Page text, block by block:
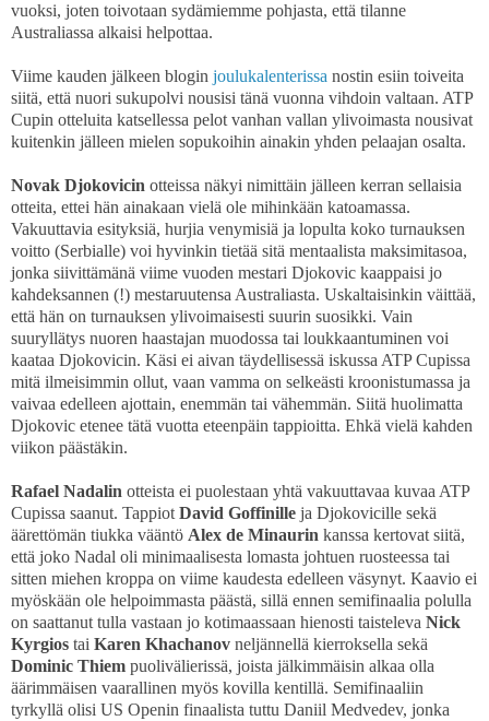
vuoksi, joten toivotaan sydämiemme pohjasta, että tilanne
Australiassa alkaisi helpottaa.
Viime kauden jälkeen blogin joulukalenterissa nostin esiin toiveita
siitä, että nuori sukupolvi nousisi tänä vuonna vihdoin valtaan. ATP
Cupin otteluita katsellessa pelot vanhan vallan ylivoimasta nousivat
kuitenkin jälleen mielen sopukoihin ainakin yhden pelaajan osalta.
Novak Djokovicin otteissa näkyi nimittäin jälleen kerran sellaisia
otteita, ettei hän ainakaan vielä ole mihinkään katoamassa.
Vakuuttavia esityksiä, hurjia venymisiä ja lopulta koko turnauksen
voitto (Serbialle) voi hyvinkin tietää sitä mentaalista maksimitasoa,
jonka siivittämänä viime vuoden mestari Djokovic kaappaisi jo
kahdeksannen (!) mestaruutensa Australiasta. Uskaltaisinkin väittää,
että hän on turnauksen ylivoimaisesti suurin suosikki. Vain
suuryllätys nuoren haastajan muodossa tai loukkaantuminen voi
kaataa Djokovicin. Käsi ei aivan täydellisessä iskussa ATP Cupissa
mitä ilmeisimmin ollut, vaan vamma on selkeästi kroonistumassa ja
vaivaa edelleen ajottain, enemmän tai vähemmän. Siitä huolimatta
Djokovic etenee tätä vuotta eteenpäin tappioitta. Ehkä vielä kahden
viikon päästäkin.
Rafael Nadalin otteista ei puolestaan yhtä vakuuttavaa kuvaa ATP
Cupissa saanut. Tappiot David Goffinille ja Djokovicille sekä
äärettömän tiukka vääntö Alex de Minaurin kanssa kertovat siitä,
että joko Nadal oli minimaalisesta lomasta johtuen ruosteessa tai
sitten miehen kroppa on viime kaudesta edelleen väsynyt. Kaavio ei
myöskään ole helpoimmasta päästä, sillä ennen semifinaalia polulla
on saattanut tulla vastaan jo kotimaassaan hienosti taisteleva Nick
Kyrgios tai Karen Khachanov neljännellä kierroksella sekä
Dominic Thiem puolivälierissä, joista jälkimmäisin alkaa olla
äärimmäisen vaarallinen myös kovilla kentillä. Semifinaaliin
tyrkyllä olisi US Openin finaalista tuttu Daniil Medvedev, jonka